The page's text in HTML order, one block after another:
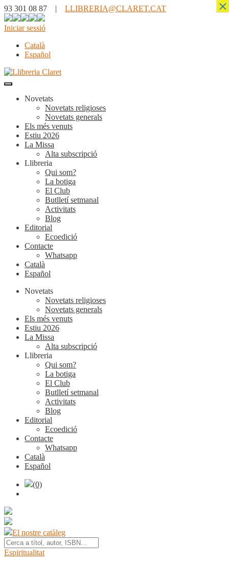
93 301 08 87 | LLIBRERIA@CLARET.CAT
Iniciar sessió
Català
Español
Novetats
Novetats religioses
Novetats generals
Els més venuts
Estiu 2026
La Missa
Alta subscripció
Llibreria
Qui som?
La botiga
El Club
Butlletí setmanal
Activitats
Blog
Editorial
Ecoedició
Contacte
Whatsapp
Català
Español
Novetats
Novetats religioses
Novetats generals
Els més venuts
Estiu 2026
La Missa
Alta subscripció
Llibreria
Qui som?
La botiga
El Club
Butlletí setmanal
Activitats
Blog
Editorial
Ecoedició
Contacte
Whatsapp
Català
Español
(0)
El nostre catàleg
Espiritualitat
×